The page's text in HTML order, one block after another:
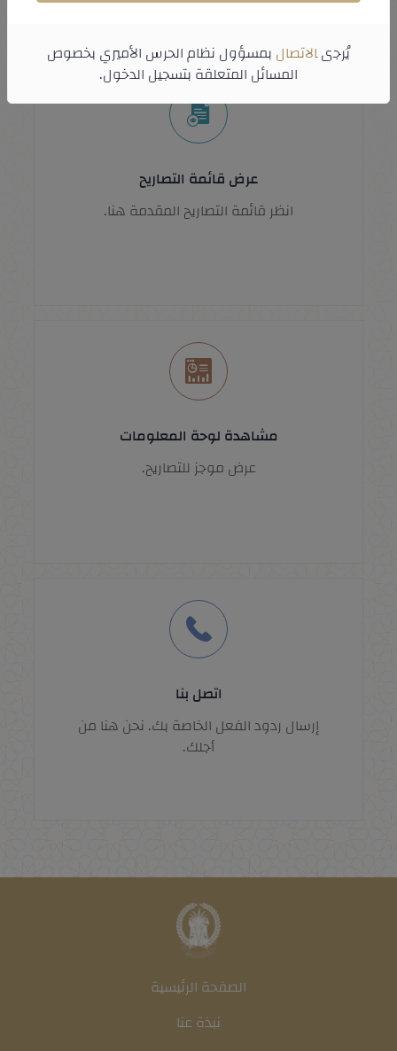
عرض قائمة التصاريح
انظر قائمة التصاريح المقدمة هنا.
مشاهدة لوحة المعلومات
عرض موجز للتصاريح.
اتصل بنا
إرسال ردود الفعل الخاصة بك. نحن هنا من
أجلك.
يُرجىالاتصال بمسؤول نظام الحرس الأميري بخصوص
المسائل المتعلقة بتسجيل الدخول.
الصفحة الرئيسية
نبذة عنا